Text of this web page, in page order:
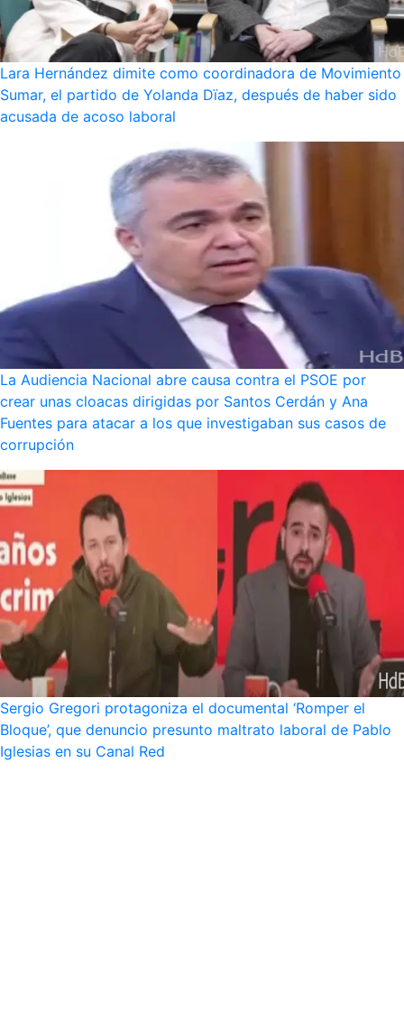
Lara Hernández dimite como coordinadora de Movimiento
Sumar, el partido de Yolanda Dïaz, después de haber sido
acusada de acoso laboral
La Audiencia Nacional abre causa contra el PSOE por
crear unas cloacas dirigidas por Santos Cerdán y Ana
Fuentes para atacar a los que investigaban sus casos de
corrupción
Sergio Gregori protagoniza el documental ‘Romper el
Bloque’, que denuncio presunto maltrato laboral de Pablo
Iglesias en su Canal Red